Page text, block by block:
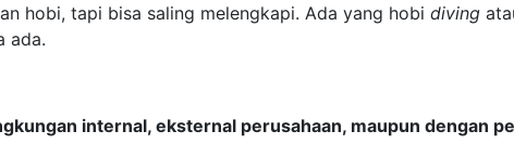
hobi, tapi bisa saling melengkapi. Ada yang hobi diving
ada.
internal, eksternal perusahaan, maupun dengan